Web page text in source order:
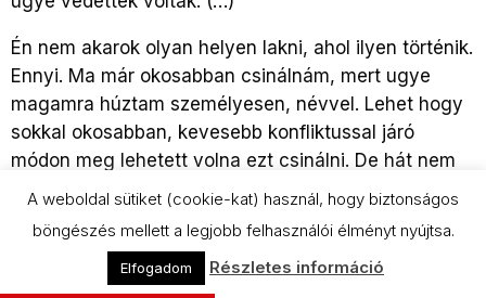
Én nem akarok olyan helyen lakni, ahol ilyen történik.
Ennyi. Ma már okosabban csinálnám, mert ugye
magamra húztam személyesen, névvel. Lehet hogy
sokkal okosabban, kevesebb konfliktussal járó
módon meg lehetett volna ezt csinálni. De hát nem
tudtam, hogy ide fog fajulni.
Ami változott, az az, hogy visszakerültek,
visszavonultak oda, ahová valók: a saját köreikbe.
Nincsenek elől, nem zavarnak. Van, aki börtönbe
A weboldal sütiket (cookie-kat) használ, hogy biztonságos
böngészés mellett a legjobb felhasználói élményt nyújtsa.
Elfogadom Részletes információ